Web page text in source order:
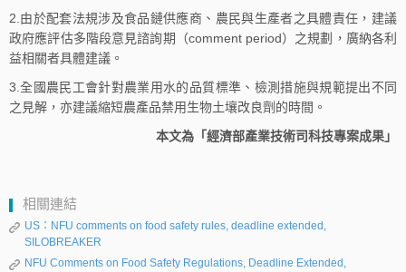
2.由於配套法規涉及食品鏈供應商、農民與生產者之具體責任，建議
政府應評估多階段意見諮詢期（comment period）之規劃，廣納各利
益相關者具體建議。
3.全國農民工會針對農業用水的品質標準、檢測措施與規範提出不同
之見解，亦建議縮短農產品禁用生物土壤改良劑的時間。
本文為「經濟部產業技術司科技專案成果」
相關連結
US：NFU comments on food safety rules, deadline extended,
SILOBREAKER
NFU Comments on Food Safety Regulations, Deadline Extended,